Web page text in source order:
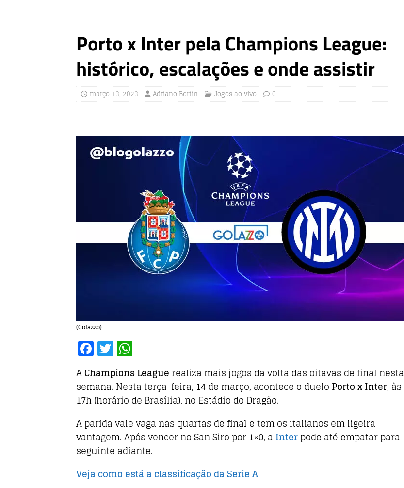
Porto x Inter pela Champions League:
histórico, escalações e onde assistir
março 13, 2023 Adriano Bertin Jogos ao vivo 0
(Golazzo)
F
a
c
e
b
o
o
k
T
w
it
te
r
h
at
s
A
p
p
AChampions League realiza mais jogos da volta das oitavas de final nesta
semana. Nesta terça-feira, 14 de março, acontece o duelo Porto x Inter, às
17h (horário de Brasília), no Estádio do Dragão.
A parida vale vaga nas quartas de final e tem os italianos em ligeira
vantagem. Após vencer no San Siro por 1×0, a Interpode até empatar para
seguinte adiante.
Veja como está a classificação da Serie A